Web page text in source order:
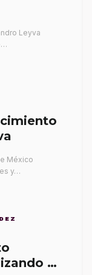
Leyva
México
y…
su